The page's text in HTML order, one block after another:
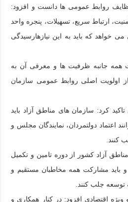
روابط عمومی ها دانست و افزود:
ارتباط سریع، تسهیلات، پنجره واحد
خواهد که باید به این نیازهارسیدگی
همه جانبه ظرفیت ها و معرفی آن به
اولویت اصلی روابط عمومی سازمان
کرد: سازمان های مناطق آزاد باید
اعتماد دولتمردان، نمایندگان مجلس و
کنند.
آزاد کشور از دوره تامین و تکمیل
باید مشارکت همه مخاطبان مستقیم و
توسعه جلب کنند.
ویژه اقتصادی افزود: در کنار همکاری و